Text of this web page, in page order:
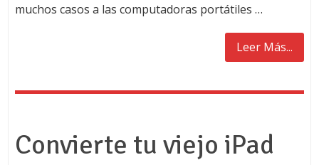
muchos casos a las computadoras portátiles …
Leer Más...
Convierte tu viejo iPad